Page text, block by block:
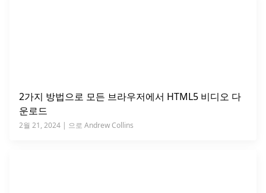
2가지 방법으로 모든 브라우저에서 HTML5 비디오 다
운로드
2월 21, 2024 | 으로 Andrew Collins